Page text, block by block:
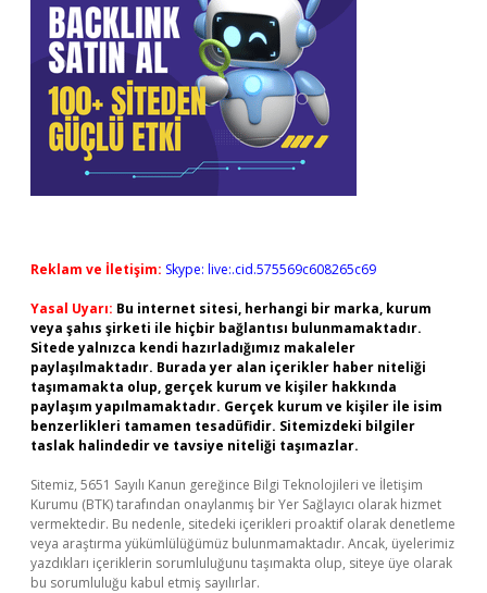
Reklam ve İletişim: Skype: live:.cid.575569c608265c69
Yasal Uyarı: Bu internet sitesi, herhangi bir marka, kurum
veya şahıs şirketi ile hiçbir bağlantısı bulunmamaktadır.
Sitede yalnızca kendi hazırladığımız makaleler
paylaşılmaktadır. Burada yer alan içerikler haber niteliği
taşımamakta olup, gerçek kurum ve kişiler hakkında
paylaşım yapılmamaktadır. Gerçek kurum ve kişiler ile isim
benzerlikleri tamamen tesadüfidir. Sitemizdeki bilgiler
taslak halindedir ve tavsiye niteliği taşımazlar.
Sitemiz, 5651 Sayılı Kanun gereğince Bilgi Teknolojileri ve İletişim
Kurumu (BTK) tarafından onaylanmış bir Yer Sağlayıcı olarak hizmet
vermektedir. Bu nedenle, sitedeki içerikleri proaktif olarak denetleme
veya araştırma yükümlülüğümüz bulunmamaktadır. Ancak, üyelerimiz
yazdıkları içeriklerin sorumluluğunu taşımakta olup, siteye üye olarak
bu sorumluluğu kabul etmiş sayılırlar.